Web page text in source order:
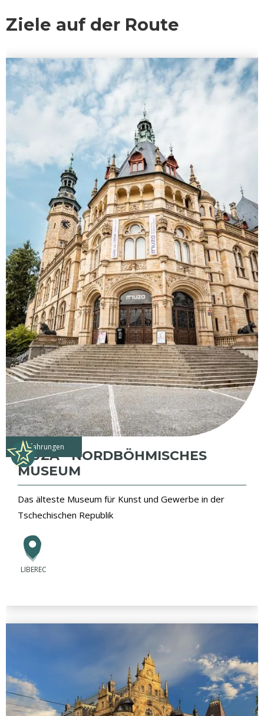
Ziele auf der Route
Erfahrungen
MUZA - NORDBÖHMISCHES
MUSEUM
Das älteste Museum für Kunst und Gewerbe in der
Tschechischen Republik
LIBEREC